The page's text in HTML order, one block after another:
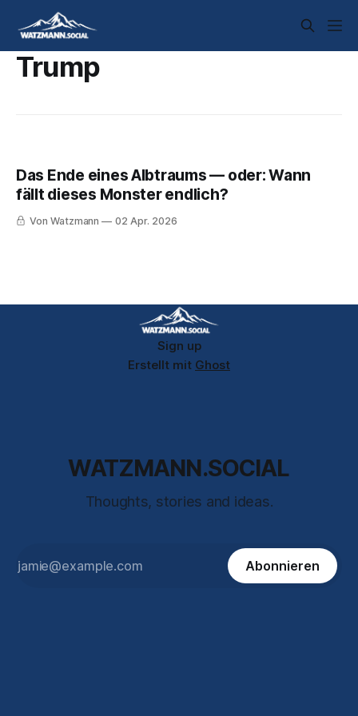
Trump
Das Ende eines Albtraums — oder: Wann
fällt dieses Monster endlich?
Von Watzmann 02 Apr. 2026
Sign up
Erstellt mit Ghost
WATZMANN.SOCIAL
Thoughts, stories and ideas.
Abonnieren